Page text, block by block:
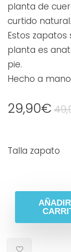
planta de
curtido natural.
Estos
planta es
pie.
Hecho a
29,90€
Talla zapato